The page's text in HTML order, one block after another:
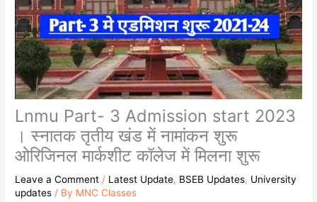
Lnmu Part- 3 Admission start 2023
। स्नातक तृतीय खंड में नामांकन शुरू
ओरिजिनल मार्कशीट कॉलेज में मिलना शुरू
Leave a Comment / Latest Update, BSEB Updates, University
updates / By MNC Classes